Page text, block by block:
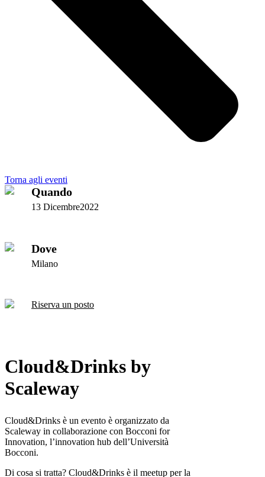
Torna agli eventi
Cloud&Drinks by
Scaleway
Cloud&Drinks è un evento è organizzato da
Scaleway in collaborazione con Bocconi for
Innovation, l’innovation hub dell’Università
Bocconi.
Di cosa si tratta? Cloud&Drinks è il meetup per la
Quando
13 Dicembre2022
Dove
Milano
Riserva un posto